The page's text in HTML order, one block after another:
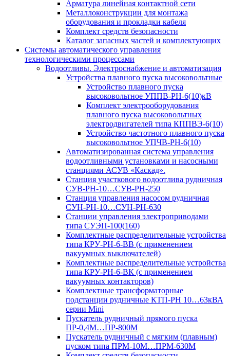
Арматура линейная контактной сети
Металлоконструкции для монтажа
оборудования и прокладки кабеля
Комплект средств безопасности
Каталог запасных частей и комплектующих
Системы автоматического управления
технологическими процессами
Водоотливы. Электроснабжение и автоматизация
Устройства плавного пуска высоковольтные
Устройство плавного пуска
высоковольтное УППВ-РН-6(10)кВ
Комплект электрооборудования
плавного пуска высоковольтных
электродвигателей типа КППВЭ-6(10)
Устройство частотного плавного пуска
высоковольтное УПЧВ-РН-6(10)
Автоматизированная система управления
водоотливными установками и насосными
станциями АСУВ «Каскад».
Станция участкового водоотлива рудничная
СУВ-РН-10…СУВ-РН-250
Станция управления насосом рудничная
СУН-РН-10…СУН-РН-630
Станции управления электроприводами
типа СУЭП-100(160)
Комплектные распределительные устройства
типа КРУ-РН-6-ВВ (с применением
вакуумных выключателей)
Комплектные распределительные устройства
типа КРУ-РН-6-ВК (с применением
вакуумных контакторов)
Комплектные трансформаторные
подстанции рудничные КТП-РН 10…63кВА
серии Mini
Пускатель рудничный прямого пуска
ПР-0,4М…ПР-800М
Пускатель рудничный с мягким (плавным)
пуском типа ПРМ-10М…ПРМ-630М